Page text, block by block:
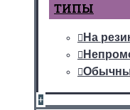
ТИПЫ
На
+